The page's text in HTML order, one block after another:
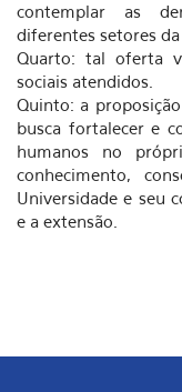
contemplar as
diferentes setores da
Quarto: tal oferta
sociais atendidos.
Quinto: a
busca fortalecer e
humanos no
conhecimento,
Universidade e seu
e a extensão.